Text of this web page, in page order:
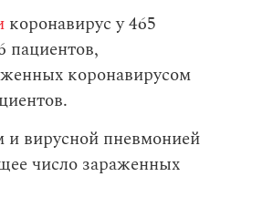
коронавирус у 465
пациентов,
коронавирусом
и вирусной пневмонией
число зараженных